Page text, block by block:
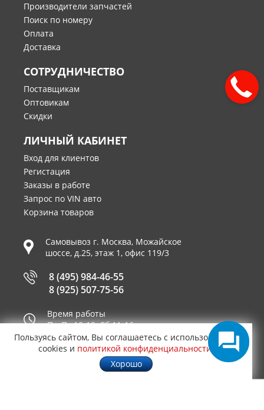
Производители запчастей
Поиск по номеру
Оплата
Доставка
СОТРУДНИЧЕСТВО
Поставщикам
Оптовикам
Скидки
ЛИЧНЫЙ КАБИНЕТ
Вход для клиентов
Регистация
Заказы в работе
Запрос по VIN авто
Корзина товаров
Самовывоз г. Москва, Можайское
шоссе, д.25, этаж 1, офис 119/3
8 (495) 984-46-55
8 (925) 507-75-56
Время работы
Пн-Пт 10-19, Сб 11-16
Принимаем к оплате
Пользуясь сайтом, Вы соглашаетесь с использованием
cookies и политикой конфиденциальности
Хорошо